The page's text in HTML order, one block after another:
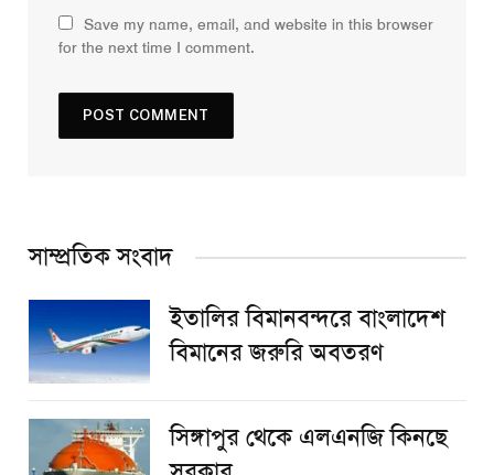
Save my name, email, and website in this browser
for the next time I comment.
সাম্প্রতিক সংবাদ
ইতালির বিমানবন্দরে বাংলাদেশ
বিমানের জরুরি অবতরণ
সিঙ্গাপুর থেকে এলএনজি কিনছে